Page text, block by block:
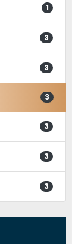
1
3
3
3
3
3
3